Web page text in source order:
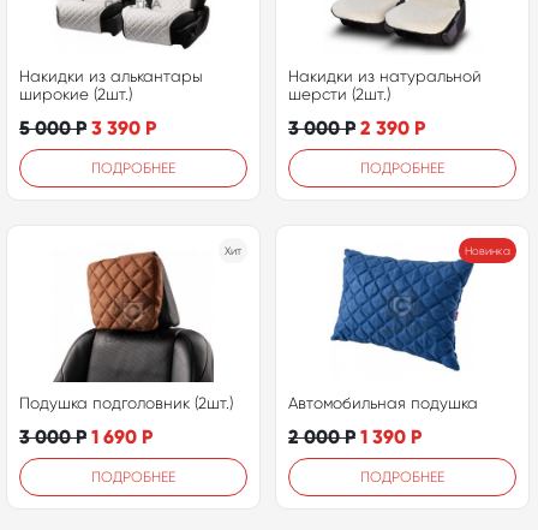
Накидки из алькантары
широкие (2шт.)
5 000Р 3 390 Р
ПОДРОБНЕЕ
Накидки из натуральной
шерсти (2шт.)
3 000Р 2 390 Р
ПОДРОБНЕЕ
Хит
Подушка подголовник (2шт.)
3 000Р 1 690 Р
ПОДРОБНЕЕ
Новинка
Автомобильная подушка
2 000Р 1 390 Р
ПОДРОБНЕЕ